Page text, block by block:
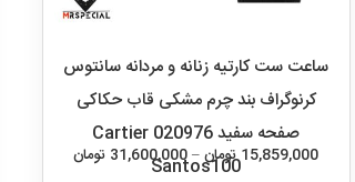
ساعت ست کارتیه زنانه و مردانه سانتوس
کرنوگراف بند چرم مشکی قاب حکاکی
صفحه سفید 020976 Cartier
Santos10015,859,000 تومان –
31,600,000 تومانمحدوده